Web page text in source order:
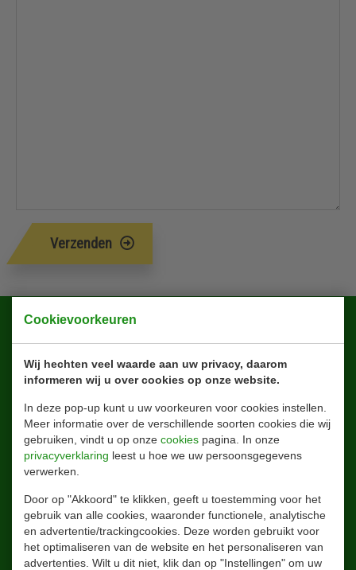
Cookievoorkeuren
Wij hechten veel waarde aan uw privacy, daarom
informeren wij u over cookies op onze website.
In deze pop-up kunt u uw voorkeuren voor cookies instellen.
Meer informatie over de verschillende soorten cookies die wij
gebruiken, vindt u op onze cookies pagina. In onze
privacyverklaring leest u hoe we uw persoonsgegevens
verwerken.
Door op "Akkoord" te klikken, geeft u toestemming voor het
gebruik van alle cookies, waaronder functionele, analytische
en advertentie/trackingcookies. Deze worden gebruikt voor
het optimaliseren van de website en het personaliseren van
advertenties. Wilt u dit niet, klik dan op "Instellingen" om uw
Verzenden
Blijf altijd op de hoogte!
Aanmelden